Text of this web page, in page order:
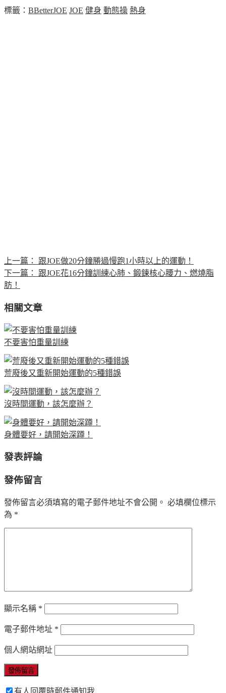
標籤： BBetterJOE JOE 健身 動態操 熱身
上一篇：
跟JOE做20分鐘勝過慢跑1小時以上的運動！
下一篇：
跟JOE花16分鐘訓練心肺、鍛鍊核心腰力、燃燒脂
肪！
相關文章
不要害怕重量訓練
荒廢後又重新開始運動的5種錯誤
沒時間運動，該怎麼辦？
身體要好，請開始深蹲！
發表評論
發佈留言
發佈留言必須填寫的電子郵件地址不會公開。 必填欄位標示
為 *
顯示名稱 *
電子郵件地址 *
個人網站網址
有人回覆時郵件通知我